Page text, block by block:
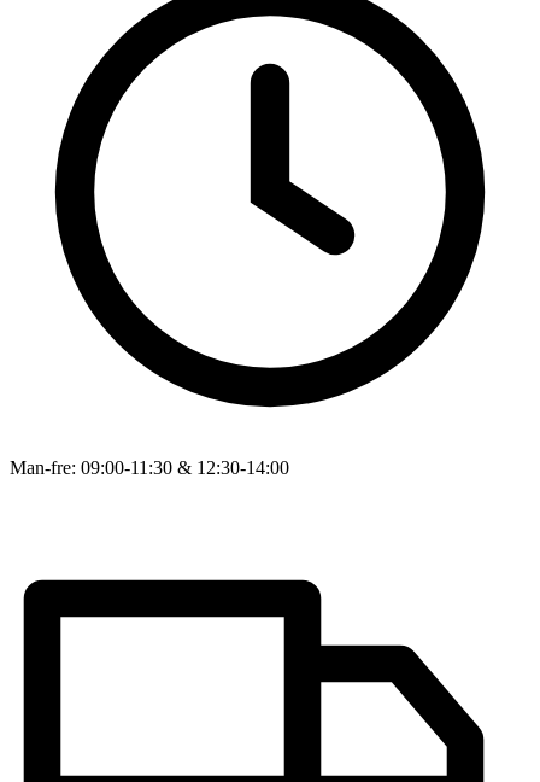
Man-fre: 09:00-11:30 & 12:30-14:00